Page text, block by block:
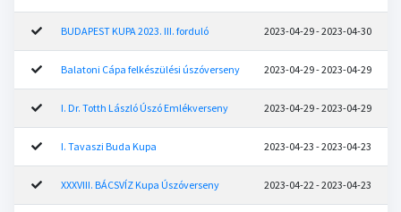
BUDAPEST KUPA 2023. III. forduló 2023-04-29 - 2023-04-30
Balatoni Cápa felkészülési úszóverseny 2023-04-29 - 2023-04-29
I. Dr. Totth László Úszó Emlékverseny 2023-04-29 - 2023-04-29
I. Tavaszi Buda Kupa 2023-04-23 - 2023-04-23
XXXVIII. BÁCSVÍZ Kupa Úszóverseny 2023-04-22 - 2023-04-23